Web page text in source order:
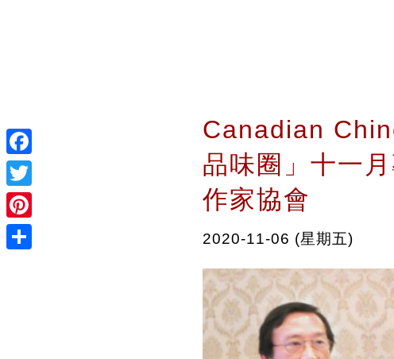
Facebook
Twitter
Pinterest
Canadian
品味圈」十一
作家協會
2020-11-06 (星期五)